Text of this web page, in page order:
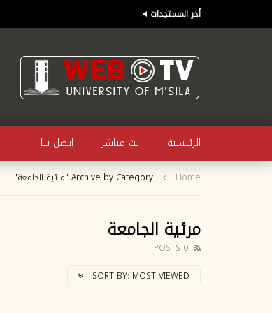
أخر المستجدات
الرئيسية بث مباشر اتصل بنا
Home Archive by Category "مرئية الجامعة"
مرئية الجامعة
0 POSTS
SORT BY: MOST VIEWED